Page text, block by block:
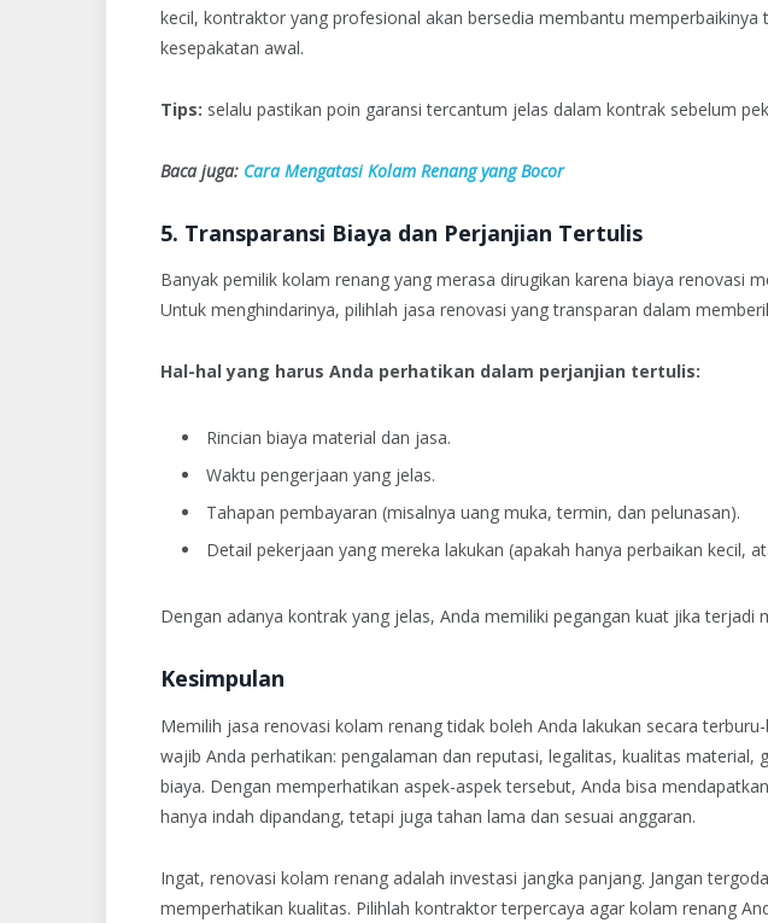
kecil, kontraktor yang profesional akan bersedia membantu memperbaikinya
kesepakatan awal.
Tips: selalu pastikan poin garansi tercantum jelas dalam kontrak sebelum
Baca juga: Cara Mengatasi Kolam Renang yang Bocor
5. Transparansi Biaya dan Perjanjian Tertulis
Banyak pemilik kolam renang yang merasa dirugikan karena biaya renovasi
Untuk menghindarinya, pilihlah jasa renovasi yang transparan dalam
Hal-hal yang harus Anda perhatikan dalam perjanjian tertulis:
Rincian biaya material dan jasa.
Waktu pengerjaan yang jelas.
Tahapan pembayaran (misalnya uang muka, termin, dan pelunasan).
Detail pekerjaan yang mereka lakukan (apakah hanya perbaikan kecil,
Dengan adanya kontrak yang jelas, Anda memiliki pegangan kuat jika terjadi
Kesimpulan
Memilih jasa renovasi kolam renang tidak boleh Anda lakukan secara
wajib Anda perhatikan: pengalaman dan reputasi, legalitas, kualitas material,
biaya. Dengan memperhatikan aspek-aspek tersebut, Anda bisa
hanya indah dipandang, tetapi juga tahan lama dan sesuai anggaran.
Ingat, renovasi kolam renang adalah investasi jangka panjang. Jangan
memperhatikan kualitas. Pilihlah kontraktor terpercaya agar kolam renang